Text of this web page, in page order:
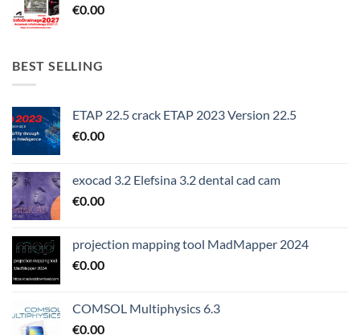
€0.00
BEST SELLING
ETAP 22.5 crack ETAP 2023 Version 22.5
€0.00
exocad 3.2 Elefsina 3.2 dental cad cam
€0.00
projection mapping tool MadMapper 2024
€0.00
COMSOL Multiphysics 6.3
€0.00